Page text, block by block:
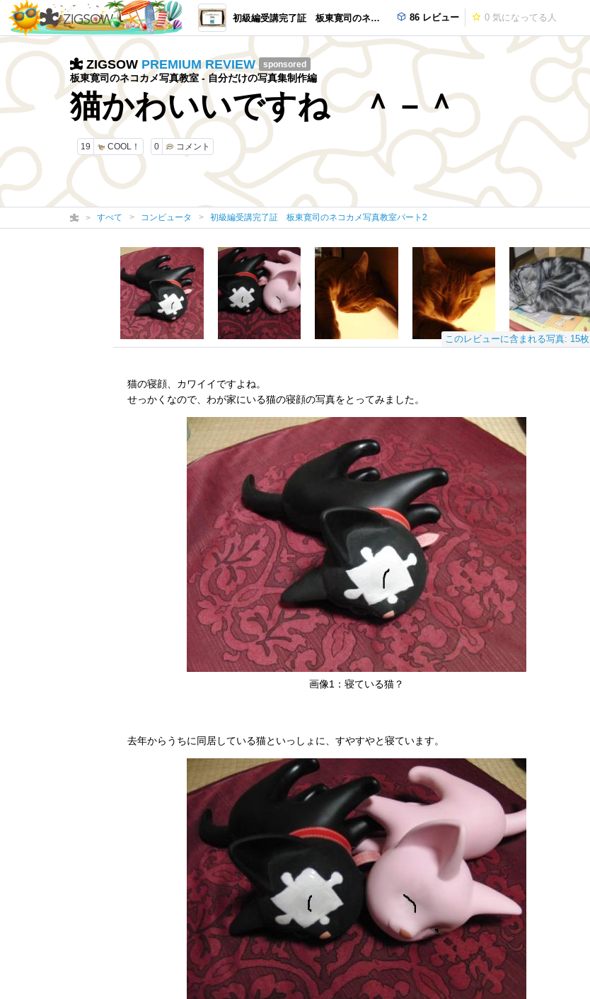
初級編受講完了証 板東寛司のネコカメ写真教室パート2 86 レビュー 0 気になってる人
ZIGSOW PREMIUM REVIEW sponsored
板東寛司のネコカメ写真教室 - 自分だけの写真集制作編
猫かわいいですね ＾－＾
19 COOL！ 0 コメント
すべて コンピュータ 初級編受講完了証 板東寛司のネコカメ写真教室パート2
このレビューに含まれる写真: 15枚
猫の寝顔、カワイイですよね。
せっかくなので、わが家にいる猫の寝顔の写真をとってみました。
画像1：寝ている猫？
去年からうちに同居している猫といっしょに、すやすやと寝ています。